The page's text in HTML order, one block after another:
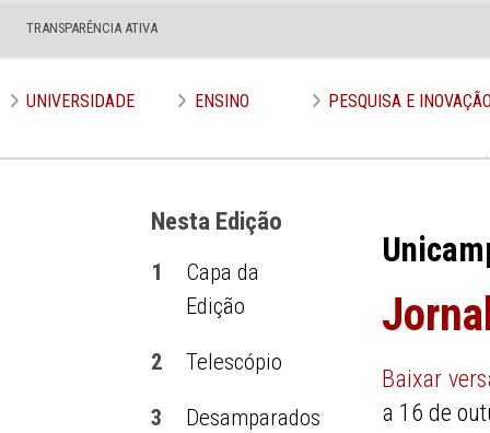
TRANSPARÊNCIA ATIVA
UNIVERSIDADE ENSINO PESQUISA E
Baixar
a 16 de
Nesta Edição
1
Capa da
Edição
2 Telescópio
3
Desamparados